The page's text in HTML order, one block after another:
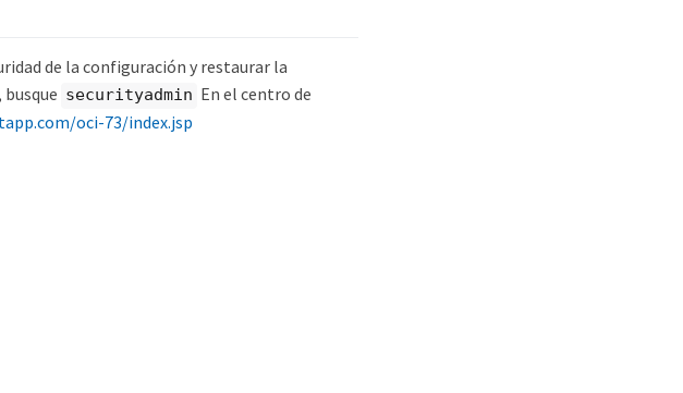
de la configuración y restaurar la
securityadmin En el centro de
oci-73/index.jsp